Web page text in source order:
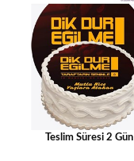
Teslim Süresi 2 Gün